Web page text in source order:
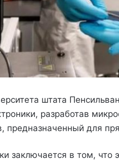
штата
разработав
предназначенный для
заключается в том,